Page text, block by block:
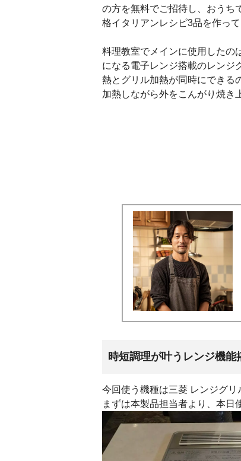
の方を無料でご招待し、おうち
格イタリアンレシピ3品を作って
料理教室でメインに使用したの
になる電子レンジ搭載のレンジ
熱とグリル加熱が同時にできる
加熱しながら外をこんがり焼き
時短調理が叶うレンジ機
今回使う機種は三菱 レンジグリ
まずは本製品担当者より、本日